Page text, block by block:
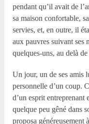
pendant qu’il avait de
sa maison confortable,
servies, et, en outre, il
aux pauvres suivant ses
quelques-uns, au delà de
Un jour, un de ses amis
personnelle d’un coup.
d’un esprit entreprenant
quelque peu gêné dans
proposa généreusement